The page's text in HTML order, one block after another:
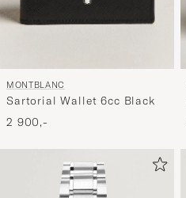
MONTBLANC
Sartorial Wallet 6cc Black
2 900,-